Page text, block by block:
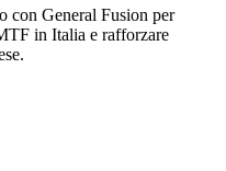
con General Fusion per
in Italia e rafforzare